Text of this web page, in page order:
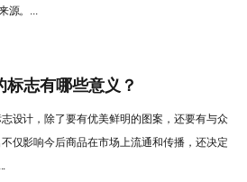
源。...
志有哪些意义？
设计，除了要有优美鲜明的图案，还要有与众
仅影响今后商品在市场上流通和传播，还决定